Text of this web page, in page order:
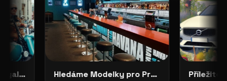
CASTING OTEVŘEN: Royal Enfield Garage hledá tváře své značky Hledáme Modelky pro Projekty v Severních Čechách: HAVANA CLUB, Děčín